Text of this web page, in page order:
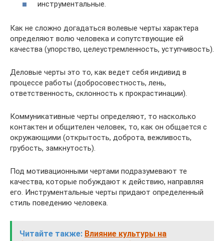
инструментальные.
Как не сложно догадаться волевые черты характера
определяют волю человека и сопутствующие ей
качества (упорство, целеустремленность, уступчивость).
Деловые черты это то, как ведет себя индивид в
процессе работы (добросовестность, лень,
ответственность, склонность к прокрастинации).
Коммуникативные черты определяют, то насколько
контактен и общителен человек, то, как он общается с
окружающими (открытость, доброта, вежливость,
грубость, замкнутость).
Под мотивационными чертами подразумевают те
качества, которые побуждают к действию, направляя
его. Инструментальные черты придают определенный
стиль поведению человека.
Читайте также: Влияние культуры на